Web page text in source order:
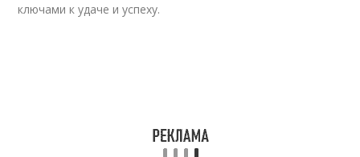
ключами к удаче и успеху.